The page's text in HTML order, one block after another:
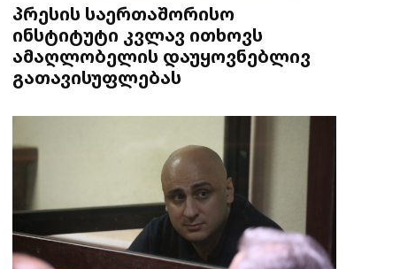
პრესის საერთაშორისო
ინსტიტუტი კვლავ ითხოვს
ამაღლობელის დაუყოვნებლივ
გათავისუფლებას